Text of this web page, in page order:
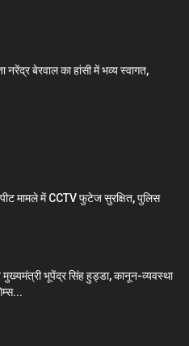
बेरवाल का हांसी में भव्य स्वागत,
मामले में CCTV फुटेज सुरक्षित, पुलिस
मुख्यमंत्री भूपेंद्र सिंह हुड्डा, कानून-व्यवस्था